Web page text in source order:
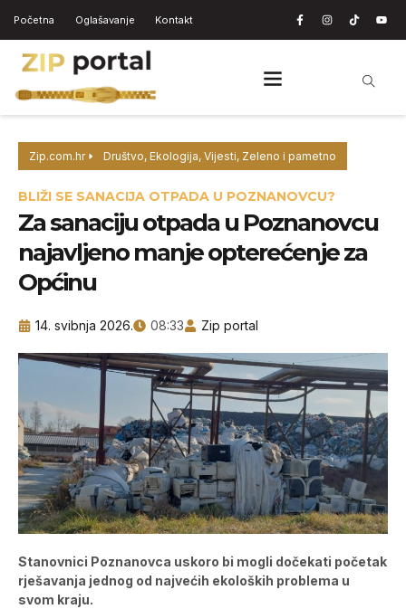
Početna Oglašavanje Kontakt
Zip.com.hr Društvo, Ekologija, Vijesti, Zeleno i pametno
BLIŽI SE SANACIJA OTPADA U POZNANOVCU?
Za sanaciju otpada u Poznanovcu
najavljeno manje opterećenje za
Općinu
14. svibnja 2026. 08:33 Zip portal
Stanovnici Poznanovca uskoro bi mogli dočekati početak
rješavanja jednog od najvećih ekoloških problema u
svom kraju.